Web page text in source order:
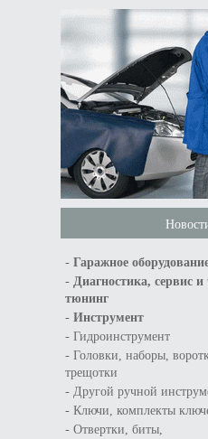
- Гаражное
- Диагностика, сервис и
тюнинг
- Инструмент
- Гидроинструмент
- Головки, наборы,
трещотки
- Другой ручной
- Ключи, комплекты
- Отвертки, биты,